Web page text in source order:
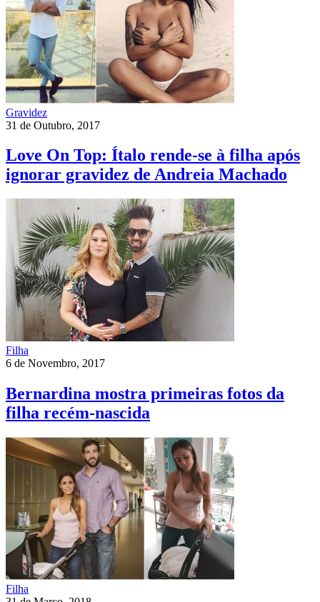
Gravidez
31 de Outubro, 2017
Love On Top: Ítalo rende-se à filha após
ignorar gravidez de Andreia Machado
Filha
6 de Novembro, 2017
Bernardina mostra primeiras fotos da
filha recém-nascida
Filha